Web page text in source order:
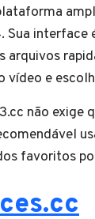
Sua interface
vídeo e
não exige
favoritos